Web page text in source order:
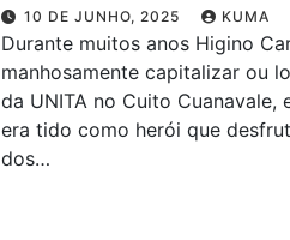
10 DE JUNHO, 2025 KUMA
Durante muitos anos Higino
manhosamente capitalizar ou
da UNITA no Cuito Cuanavale,
era tido como herói que
dos…